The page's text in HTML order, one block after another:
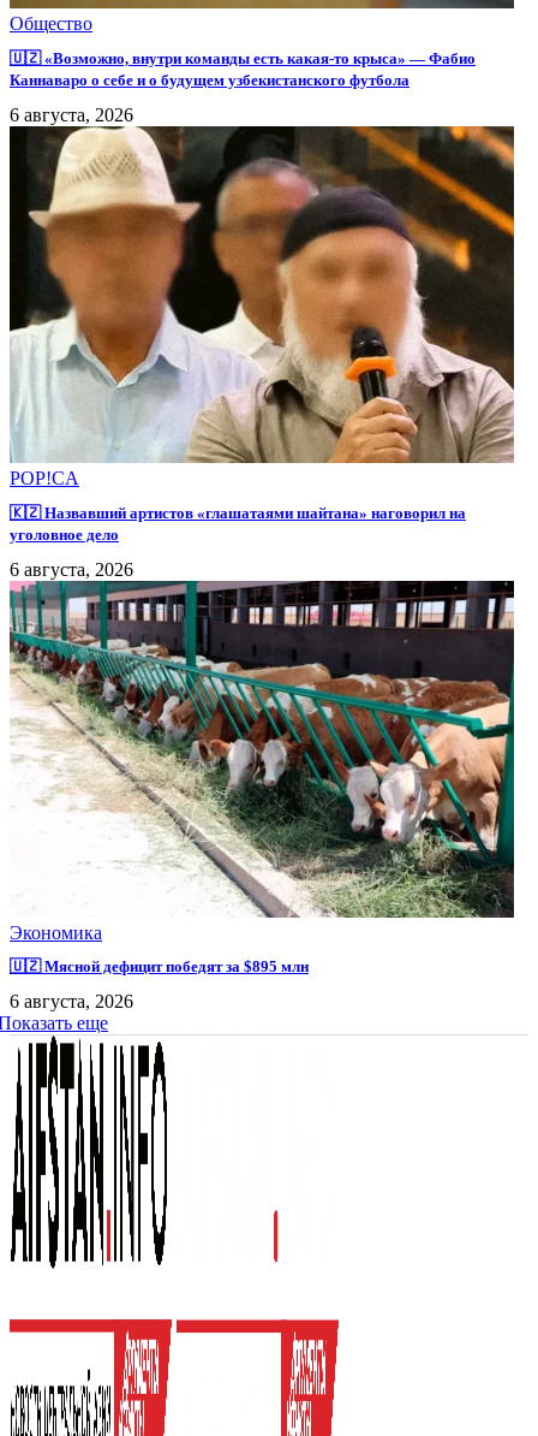
Общество
🇺🇿 «Возможно, внутри команды есть какая-то крыса» — Фабио
Каннаваро о себе и о будущем узбекистанского футбола
6 августа, 2026
POP!CA
🇰🇿 Назвавший артистов «глашатаями шайтана» наговорил на
уголовное дело
6 августа, 2026
Экономика
🇺🇿 Мясной дефицит победят за $895 млн
6 августа, 2026
еще